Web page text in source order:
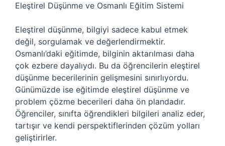
Eleştirel Düşünme ve Osmanlı Eğitim Sistemi
Eleştirel düşünme, bilgiyi sadece kabul etmek
değil, sorgulamak ve değerlendirmektir.
Osmanlı’daki eğitimde, bilginin aktarılması daha
çok ezbere dayalıydı. Bu da öğrencilerin eleştirel
düşünme becerilerinin gelişmesini sınırlıyordu.
Günümüzde ise eğitimde eleştirel düşünme ve
problem çözme becerileri daha ön plandadır.
Öğrenciler, sınıfta öğrendikleri bilgileri analiz eder,
tartışır ve kendi perspektiflerinden çözüm yolları
geliştirirler.